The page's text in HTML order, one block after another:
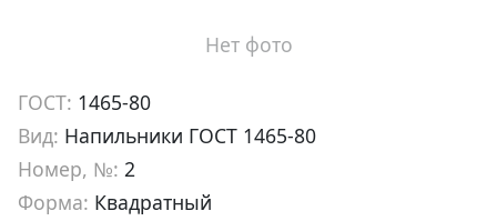
Нет фото
ГОСТ: 1465-80
Вид: Напильники ГОСТ 1465-80
Номер, №: 2
Форма: Квадратный